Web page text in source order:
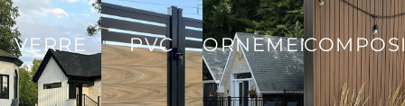
VERRE PVC ORNEMENTALES